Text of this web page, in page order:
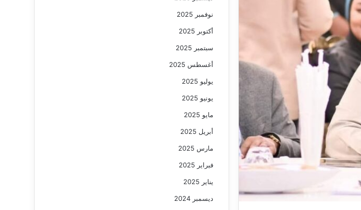
نوفمبر 2025
أكتوبر 2025
سبتمبر 2025
أغسطس 2025
يوليو 2025
يونيو 2025
مايو 2025
أبريل 2025
مارس 2025
فبراير 2025
يناير 2025
ديسمبر 2024